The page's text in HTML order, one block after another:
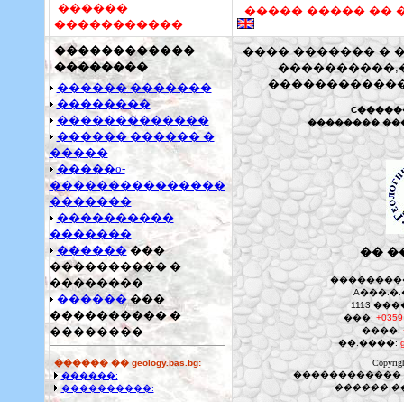
������
�����������
����� ����� ��
������������
��������
������ �������
��������
�������������
������ ������ �
�����
�����o-
���������������
�������
����������
�������
���������
���������� �
��������
���������
���������� �
��������
������ �� geology.bas.bg:
������:
����������:
���� ������� �
��������
��
1113
���:
����:
��.����:
������������
������